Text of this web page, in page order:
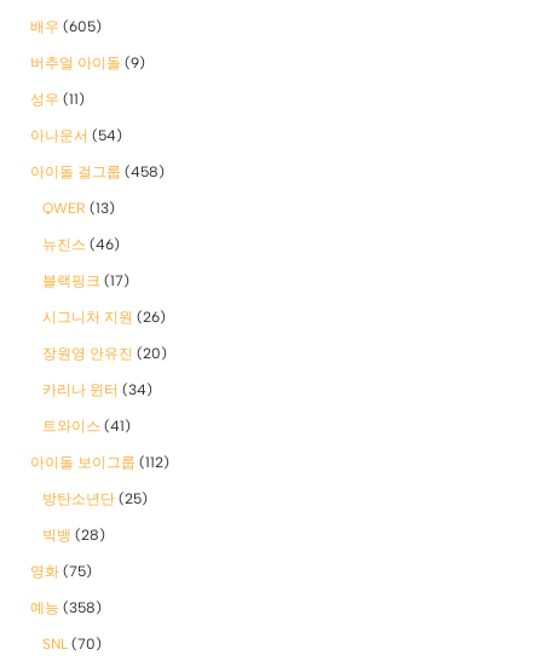
배우 (605)
버추얼 아이돌 (9)
성우 (11)
아나운서 (54)
아이돌 걸그룹 (458)
QWER (13)
뉴진스 (46)
블랙핑크 (17)
시그니처 지원 (26)
장원영 안유진 (20)
카리나 윈터 (34)
트와이스 (41)
아이돌 보이그룹 (112)
방탄소년단 (25)
빅뱅 (28)
영화 (75)
예능 (358)
SNL (70)